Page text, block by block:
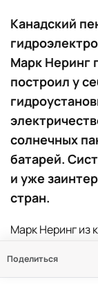
Поделиться
Канадский
Марк Неринг
построил у
солнечных
батарей.
и уже
стран.
Марк Неринг из
привычным